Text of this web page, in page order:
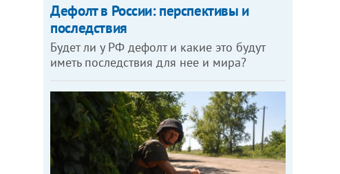
Дефолт в России: перспективы и
последствия
Будет ли у РФ дефолт и какие это будут
иметь последствия для нее и мира?